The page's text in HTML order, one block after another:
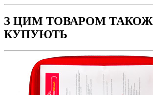
З ЦИМ ТОВАРОМ ТАКОЖ
КУПУЮТЬ